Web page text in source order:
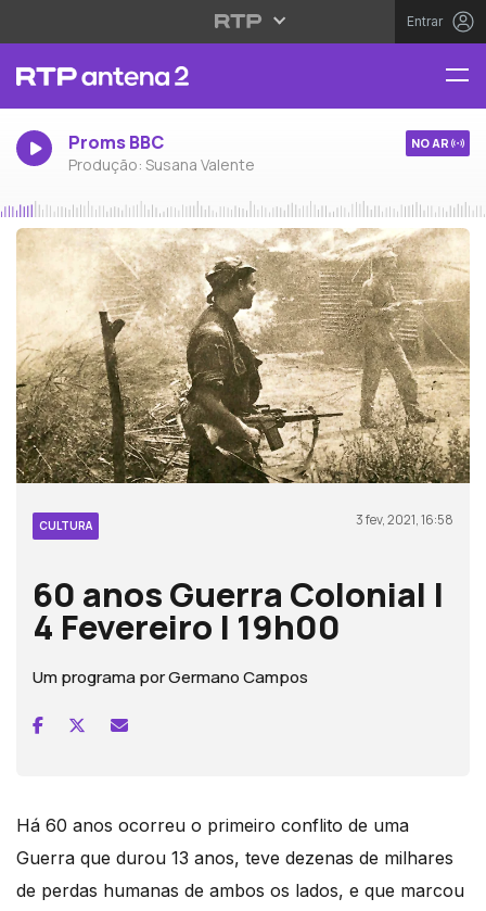
Entrar
Proms BBC
Produção: Susana Valente
NO AR
CULTURA 3 fev, 2021, 16:58
60 anos Guerra Colonial |
4 Fevereiro | 19h00
Um programa por Germano Campos
Há 60 anos ocorreu o primeiro conflito de uma
Guerra que durou 13 anos, teve dezenas de milhares
de perdas humanas de ambos os lados, e que marcou